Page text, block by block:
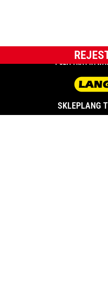
COPYRIGHT © ALL
POLITYKA
SKLEPLANG